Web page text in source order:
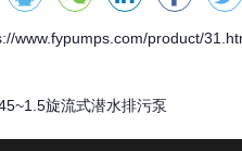
www.fypumps.com/product/
旋流式潜水排污泵